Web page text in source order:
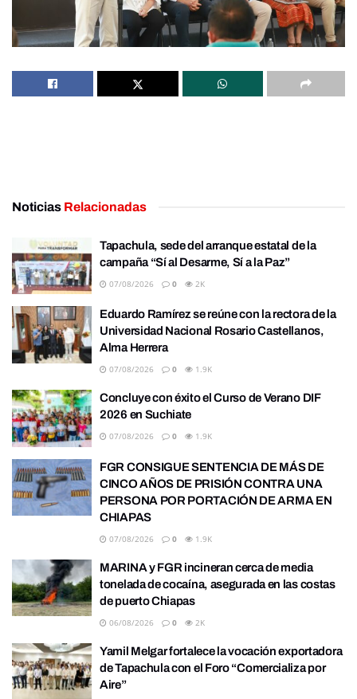
Noticias Relacionadas
Tapachula, sede del arranque estatal de la
campaña “Sí al Desarme, Sí a la Paz”
07/08/2026 0 2K
Eduardo Ramírez se reúne con la rectora de la
Universidad Nacional Rosario Castellanos,
Alma Herrera
07/08/2026 0 1.9K
Concluye con éxito el Curso de Verano DIF
2026 en Suchiate
07/08/2026 0 1.9K
FGR CONSIGUE SENTENCIA DE MÁS DE
CINCO AÑOS DE PRISIÓN CONTRA UNA
PERSONA POR PORTACIÓN DE ARMA EN
CHIAPAS
07/08/2026 0 1.9K
MARINA y FGR incineran cerca de media
tonelada de cocaína, asegurada en las costas
de puerto Chiapas
06/08/2026 0 2K
Yamil Melgar fortalece la vocación exportadora
de Tapachula con el Foro “Comercializa por
Aire”